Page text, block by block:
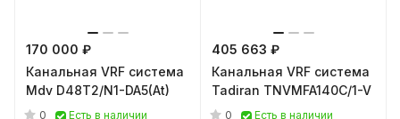
170 000 ₽
Канальная VRF система
Mdv D48T2/N1-DA5(At)
0
Есть в наличии
405 663 ₽
Канальная VRF система
Tadiran TNVMFA140C/1-V
0
Есть в наличии